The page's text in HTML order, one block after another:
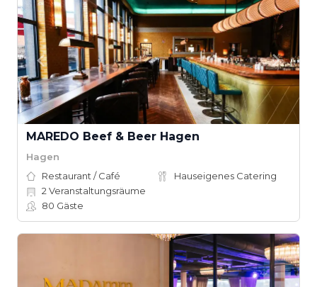
MAREDO Beef & Beer Hagen
Hagen
Restaurant / Café
Hauseigenes Catering
2 Veranstaltungsräume
80 Gäste